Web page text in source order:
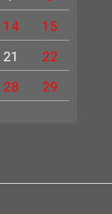
14
15
21
22
28
29